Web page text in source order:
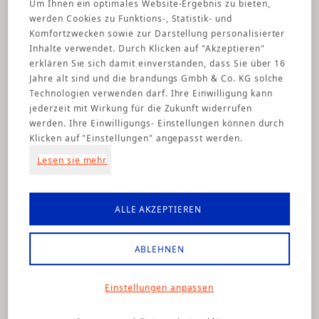
als Umsatztreiber
ARTIKEL LESEN
Um Ihnen ein optimales Website-Ergebnis zu bieten,
werden Cookies zu Funktions-, Statistik- und
Komfortzwecken sowie zur Darstellung personalisierter
Inhalte verwendet. Durch Klicken auf "Akzeptieren"
erklären Sie sich damit einverstanden, dass Sie über 16
Jahre alt sind und die brandungs Gmbh & Co. KG solche
Technologien verwenden darf. Ihre Einwilligung kann
jederzeit mit Wirkung für die Zukunft widerrufen
werden. Ihre Einwilligungs- Einstellungen können durch
Klicken auf "Einstellungen" angepasst werden.
Lesen sie mehr
ALLE AKZEPTIEREN
ABLEHNEN
Einstellungen anpassen